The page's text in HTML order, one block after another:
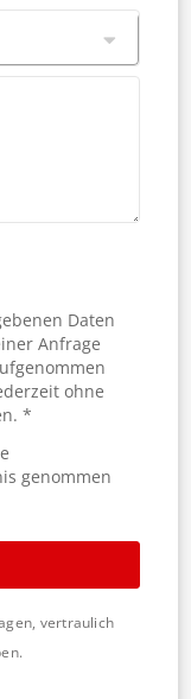
Daten
Anfrage
ohne
*
genommen
vertraulich